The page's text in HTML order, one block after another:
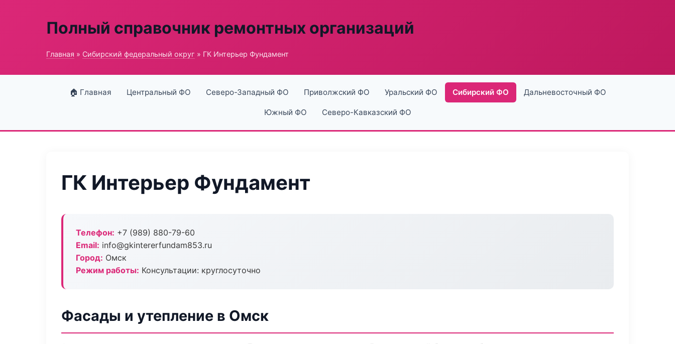
Полный справочник ремонтных организаций
Главная » Сибирский федеральный округ » ГК Интерьер Фундамент
🏠 Главная Центральный ФО Северо-Западный ФО Приволжский ФО Уральский ФО Сибирский ФО Дальневосточный ФО
Южный ФО Северо-Кавказский ФО
ГК Интерьер Фундамент
Телефон: +7 (989) 880-79-60
Email: info@gkintererfundam853.ru
Город: Омск
Режим работы: Консультации: круглосуточно
Фасады и утепление в Омск